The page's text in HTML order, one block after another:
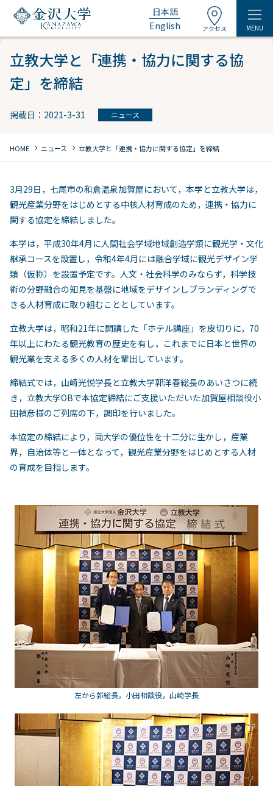
日本語
English
アクセス MENU
立教大学と「連携・協力に関する協
定」を締結
掲載日：2021-3-31 ニュース
HOME chevron_right ニュース chevron_right 立教大学と「連携・協力に関する協定」を締結
3月29日，七尾市の和倉温泉加賀屋において，本学と立教大学は，
観光産業分野をはじめとする中核人材育成のため，連携・協力に
関する協定を締結しました。
本学は，平成30年4月に人間社会学域地域創造学類に観光学・文化
継承コースを設置し，令和4年4月には融合学域に観光デザイン学
類（仮称）を設置予定です。人文・社会科学のみならず，科学技
術の分野融合の知見を基盤に地域をデザインしブランディングで
きる人材育成に取り組むこととしています。
立教大学は，昭和21年に開講した「ホテル講座」を皮切りに，70
年以上にわたる観光教育の歴史を有し，これまでに日本と世界の
観光業を支える多くの人材を輩出しています。
締結式では，山崎光悦学長と立教大学郭洋春総長のあいさつに続
き，立教大学OBで本協定締結にご支援いただいた加賀屋相談役小
田禎彦様のご列席の下，調印を行いました。
本協定の締結により，両大学の優位性を十二分に生かし，産業
界，自治体等と一体となって，観光産業分野をはじめとする人材
の育成を目指します。
左から郭総長，小田相談役，山崎学長